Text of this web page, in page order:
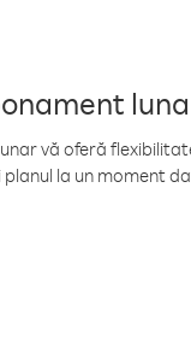
vă oferă
la un moment